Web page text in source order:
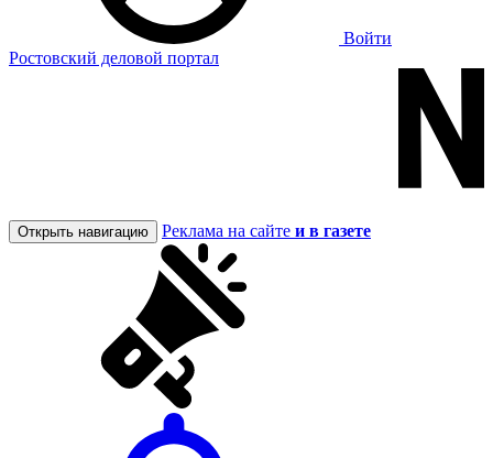
Войти
Ростовский деловой портал
Открыть навигацию Реклама на сайте и в газете